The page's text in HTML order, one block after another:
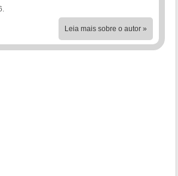
Leia mais sobre o autor »